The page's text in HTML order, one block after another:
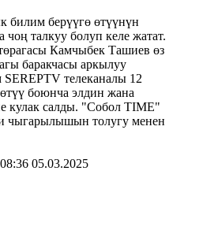
билим берүүгө өтүүнүн
чоң талкуу болуп келе жатат.
Камчыбек Ташиев өз
баракчасы аркылуу
телеканалы 12
боюнча элдин жана
кулак салды. "Собол TIME"
чыгарылышын толугу менен
08:36 05.03.2025